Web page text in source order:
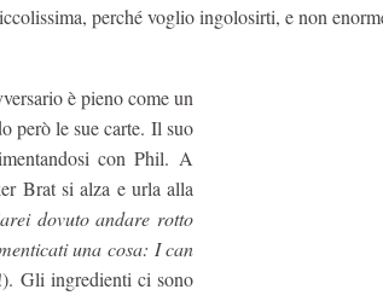
perché voglio ingolosirti, e non
è pieno come un
però le sue carte. Il suo
con Phil. A
Brat si alza e urla alla
dovuto andare rotto
una cosa: I can
Gli ingredienti ci sono